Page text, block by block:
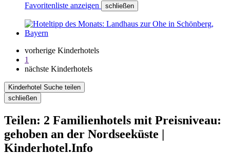
Favoritenliste anzeigen schließen
vorherige Kinderhotels
1
nächste Kinderhotels
Kinderhotel Suche teilen
schließen
Teilen: 2 Familienhotels mit Preisniveau:
gehoben an der Nordseeküste |
Kinderhotel.Info